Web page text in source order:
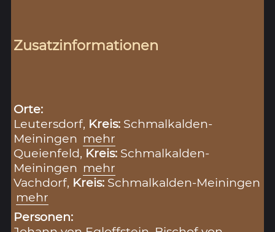
Zusatzinformationen
Orte:
Leutersdorf, Kreis: Schmalkalden-
Meiningen mehr
Queienfeld, Kreis: Schmalkalden-
Meiningen mehr
Vachdorf, Kreis: Schmalkalden-Meiningen
mehr
Personen: